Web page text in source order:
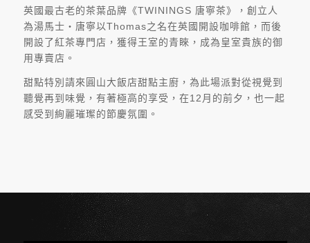
英國最古老的茶葉品牌《TWININGS 唐寧茶》，創立人
為湯馬士‧唐寧以Thomas之名在英國開設咖啡館，而後
開設了紅茶專門店，獲得王室的青睞，成為皇室貴族的御
用專賣店。
甜點特別請來圓山大飯店甜點主廚，為此場派對從視覺到
聽覺再到味覺，有著極高的享受，在12月的前夕，也一起
感受到絢麗璀璨的節慶氛圍。